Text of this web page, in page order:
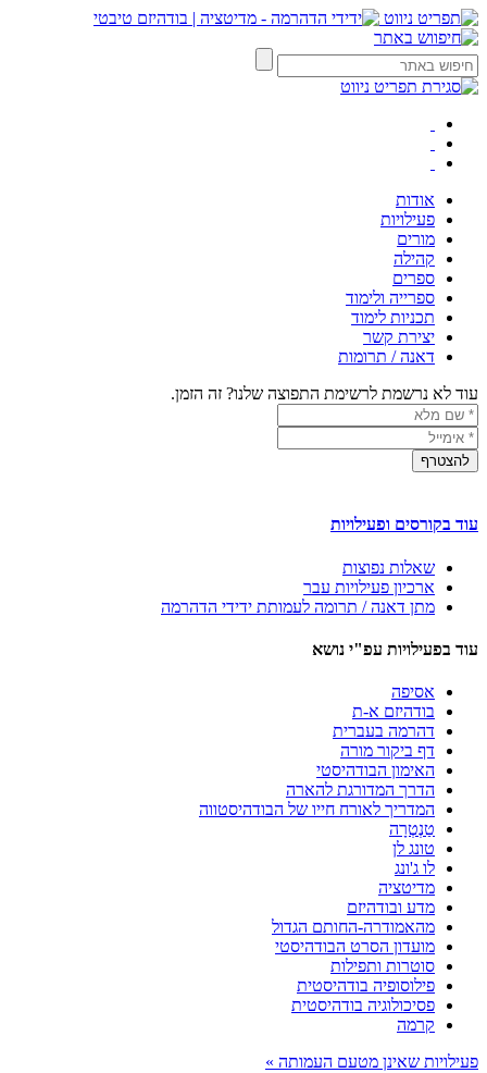
אודות
פעילויות
מורים
קהילה
ספרים
ספרייה ולימוד
תכניות לימוד
יצירת קשר
דאנה / תרומות
עוד לא נרשמת לרשימת התפוצה שלנו? זה הזמן.
עוד בקורסים ופעילויות
שאלות נפוצות
ארכיון פעילויות עבר
מתן דאנה / תרומה לעמותת ידידי הדהרמה
עוד בפעילויות עפ"י נושא
אסיפה
בודהיזם א-ת
דהרמה בעברית
דף ביקור מורה
האימון הבודהיסטי
הדרך המדורגת להארה
המדריך לאורח חייו של הבודהיסטווה
טַנְטְרָה
טונג לן
לו ג'ונג
מדיטציה
מדע ובודהיזם
מהאמודרה-החותם הגדול
מועדון הסרט הבודהיסטי
סוטרות ותפילות
פילוסופיה בודהיסטית
פסיכולוגיה בודהיסטית
קרמה
פעילויות שאינן מטעם העמותה »